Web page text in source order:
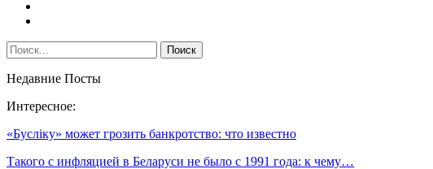
Недавние Посты
Интересное:
«Буслiку» может грозить банкротство: что известно
Такого с инфляцией в Беларуси не было с 1991 года: к чему…